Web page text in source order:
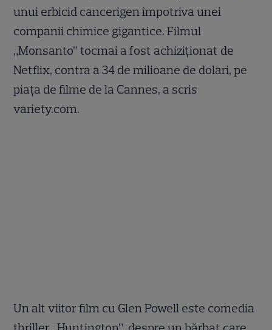
unui erbicid cancerigen împotriva unei
companii chimice gigantice. Filmul
„Monsanto” tocmai a fost achiziționat de
Netflix, contra a 34 de milioane de dolari, pe
piața de filme de la Cannes, a scris
variety.com.
Un alt viitor film cu Glen Powell este comedia